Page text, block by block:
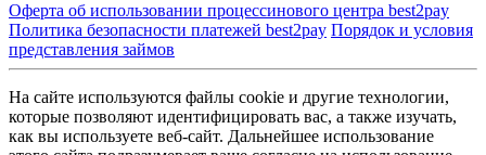
Оферта об использовании процессинового центра best2pay
Политика безопасности платежей best2pay Порядок и условия
представления займов
На сайте используются файлы cookie и другие технологии,
которые позволяют идентифицировать вас, а также изучать,
как вы используете веб-сайт. Дальнейшее использование